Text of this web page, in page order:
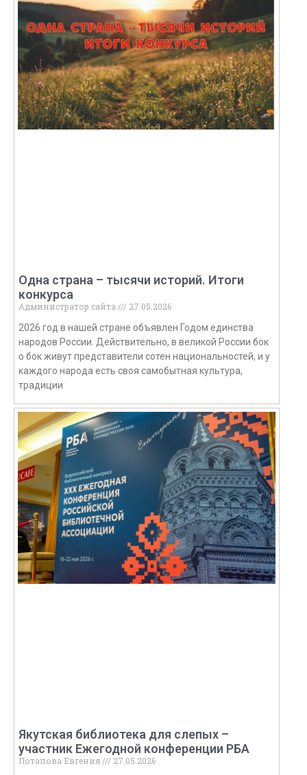
Одна страна – тысячи историй. Итоги
конкурса
Администратор сайта
27.05.2026
2026 год в нашей стране объявлен Годом единства
народов России. Действительно, в великой России бок
о бок живут представители сотен национальностей, и у
каждого народа есть своя самобытная культура,
традиции
Якутская библиотека для слепых –
участник Ежегодной конференции РБА
Потапова Евгения
27.05.2026